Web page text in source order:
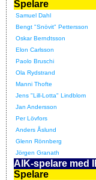
Spelare
Samuel Dahl
Bengt "Snövit" Pettersson
Oskar Berndtsson
Elon Carlsson
Paolo Bruschi
Ola Rydstrand
Manni Thofte
Jens "Lill-Lotta" Lindblom
Jan Andersson
Per Lövfors
Anders Åslund
Glenn Rönnberg
Jörgen Granath
AIK-spelare med
Spelare